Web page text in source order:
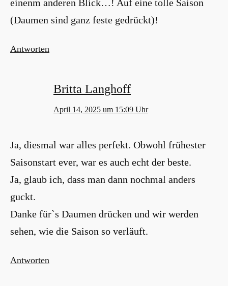
einenm anderen Blick…! Auf eine tolle Saison
(Daumen sind ganz feste gedrückt)!
Antworten
Britta Langhoff
April 14, 2025 um 15:09 Uhr
Ja, diesmal war alles perfekt. Obwohl frühester
Saisonstart ever, war es auch echt der beste.
Ja, glaub ich, dass man dann nochmal anders
guckt.
Danke für`s Daumen drücken und wir werden
sehen, wie die Saison so verläuft.
Antworten